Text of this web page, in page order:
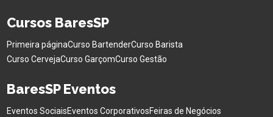
Cursos BaresSP
Primeira páginaCurso BartenderCurso Barista
Curso CervejaCurso GarçomCurso Gestão
BaresSP Eventos
Eventos SociaisEventos CorporativosFeiras de Negócios